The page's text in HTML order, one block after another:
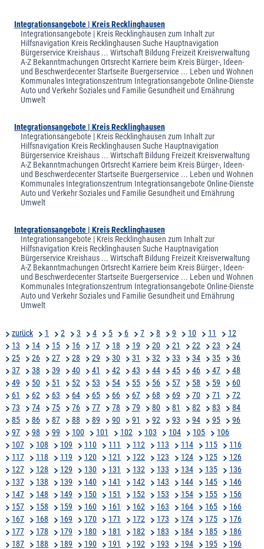
Integrationsangebote | Kreis Recklinghausen
Integrationsangebote | Kreis Recklinghausen zum Inhalt zur
Hilfsnavigation Kreis Recklinghausen Suche Hauptnavigation
Bürgerservice Kreishaus ... Wirtschaft Bildung Freizeit Kreisverwaltung
A-Z Bekanntmachungen Ortsrecht Karriere beim Kreis Bürger-, Ideen-
und Beschwerdecenter Startseite Buergerservice ... Leben und Wohnen
Kommunales Integrationszentrum Integrationsangebote Online-Dienste
Auto und Verkehr Soziales und Familie Gesundheit und Ernährung
Umwelt
Integrationsangebote | Kreis Recklinghausen
Integrationsangebote | Kreis Recklinghausen zum Inhalt zur
Hilfsnavigation Kreis Recklinghausen Suche Hauptnavigation
Bürgerservice Kreishaus ... Wirtschaft Bildung Freizeit Kreisverwaltung
A-Z Bekanntmachungen Ortsrecht Karriere beim Kreis Bürger-, Ideen-
und Beschwerdecenter Startseite Buergerservice ... Leben und Wohnen
Kommunales Integrationszentrum Integrationsangebote Online-Dienste
Auto und Verkehr Soziales und Familie Gesundheit und Ernährung
Umwelt
Integrationsangebote | Kreis Recklinghausen
Integrationsangebote | Kreis Recklinghausen zum Inhalt zur
Hilfsnavigation Kreis Recklinghausen Suche Hauptnavigation
Bürgerservice Kreishaus ... Wirtschaft Bildung Freizeit Kreisverwaltung
A-Z Bekanntmachungen Ortsrecht Karriere beim Kreis Bürger-, Ideen-
und Beschwerdecenter Startseite Buergerservice ... Leben und Wohnen
Kommunales Integrationszentrum Integrationsangebote Online-Dienste
Auto und Verkehr Soziales und Familie Gesundheit und Ernährung
Umwelt
zurück 1 2 3 4 5 6 7 8 9 10 11
12
13
14 15 16 17 18 19 20 21 22 23
24
25
26 27 28 29 30 31 32 33 34 35
36
37
38 39 40 41 42 43 44 45 46 47
48
49
50 51 52 53 54 55 56 57 58 59
60
61
62 63 64 65 66 67 68 69 70 71
72
73
74 75 76 77 78 79 80 81 82 83
84
85
86 87 88 89 90 91 92 93 94 95
96
97
98 99 100 101 102 103 104 105
106
107
108 109 110 111 112 113 114 115
116
117
118 119 120 121 122 123 124 125
126
127
128 129 130 131 132 133 134 135
136
137
138 139 140 141 142 143 144 145
146
147
148 149 150 151 152 153 154 155
156
157
158 159 160 161 162 163 164 165
166
167
168 169 170 171 172 173 174 175
176
177
178 179 180 181 182 183 184 185
186
187
188 189 190 191 192 193 194 195
196